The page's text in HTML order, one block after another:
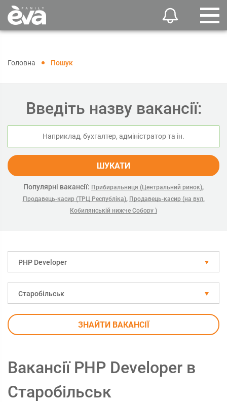
Головна Пошук
Введіть назву вакансії:
ШУКАТИ
Популярні вакансії: Прибиральниця (Центральний ринок),
Продавець-касир (ТРЦ Республіка), Продавець-касир (на вул.
Кобилянській нижче Собору )
PHP Developer
Старобільськ
ЗНАЙТИ ВАКАНСІЇ
Вакансії PHP Developer в
Старобільськ